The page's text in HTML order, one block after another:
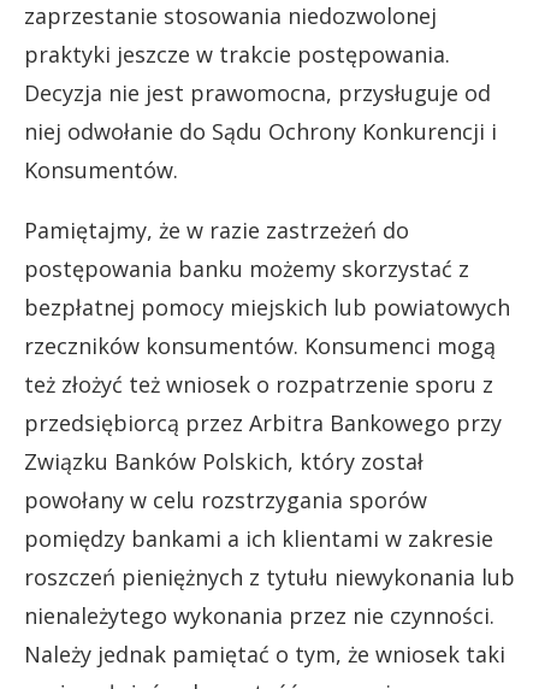
zaprzestanie stosowania niedozwolonej
praktyki jeszcze w trakcie postępowania.
Decyzja nie jest prawomocna, przysługuje od
niej odwołanie do Sądu Ochrony Konkurencji i
Konsumentów.
Pamiętajmy, że w razie zastrzeżeń do
postępowania banku możemy skorzystać z
bezpłatnej pomocy miejskich lub powiatowych
rzeczników konsumentów. Konsumenci mogą
też złożyć też wniosek o rozpatrzenie sporu z
przedsiębiorcą przez Arbitra Bankowego przy
Związku Banków Polskich, który został
powołany w celu rozstrzygania sporów
pomiędzy bankami a ich klientami w zakresie
roszczeń pieniężnych z tytułu niewykonania lub
nienależytego wykonania przez nie czynności.
Należy jednak pamiętać o tym, że wniosek taki